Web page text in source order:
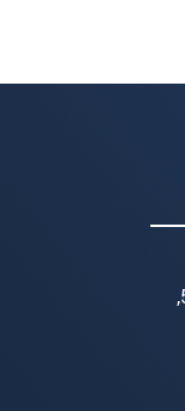
ת.ד 11475 אזור, 5800173,